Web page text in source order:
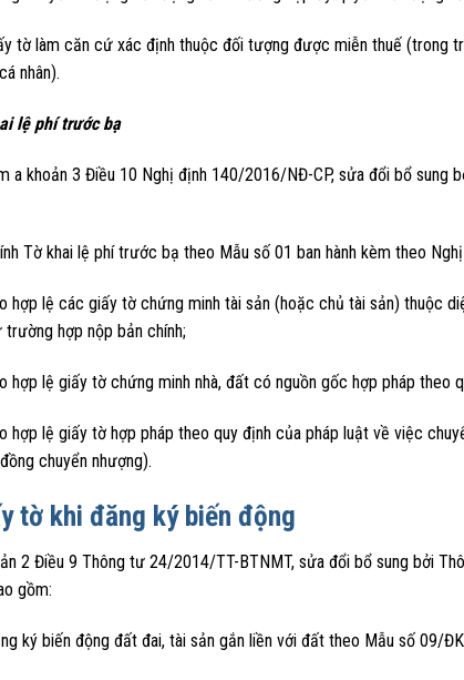
tờ làm căn cứ xác định thuộc đối tượng được miễn thuế (trong
nhân).
lệ phí trước bạ
a khoản 3 Điều 10 Nghị định 140/2016/NĐ-CP, sửa đổi bổ
Tờ khai lệ phí trước bạ theo Mẫu số 01 ban hành kèm theo
hợp lệ các giấy tờ chứng minh tài sản (hoặc chủ tài sản) thuộc
trường hợp nộp bản chính;
hợp lệ giấy tờ chứng minh nhà, đất có nguồn gốc hợp pháp theo
hợp lệ giấy tờ hợp pháp theo quy định của pháp luật về việc
chuyển nhượng).
tờ khi đăng ký biến động
2 Điều 9 Thông tư 24/2014/TT-BTNMT, sửa đổi bổ sung bởi
gồm:
ký biến động đất đai, tài sản gắn liền với đất theo Mẫu số 09/